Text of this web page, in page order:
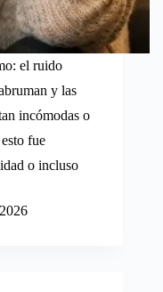
el ruido
y las
incómodas o
fue
o incluso